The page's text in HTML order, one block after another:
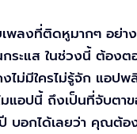
พลงที่ติดหูมากๆ อย่าง
ระแส ในช่วงนี้ ต้อ
งไม่มีใครไม่รู้จัก แ
แอปนี้ ถึงเป็นที่จับต
อกได้เลยว่า คุณต้อ